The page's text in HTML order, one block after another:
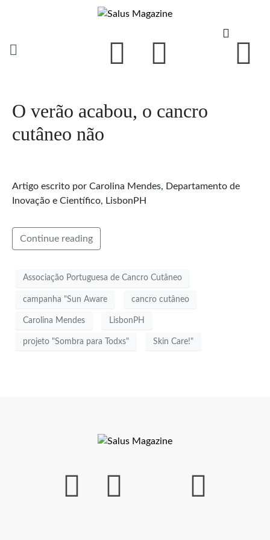
O verão acabou, o cancro
cutâneo não
Artigo escrito por Carolina Mendes, Departamento de
Inovação e Científico, LisbonPH
Continue reading
Associação Portuguesa de Cancro Cutâneo
campanha "Sun Aware cancro cutâneo
Carolina Mendes LisbonPH
projeto "Sombra para Todxs" Skin Care!"